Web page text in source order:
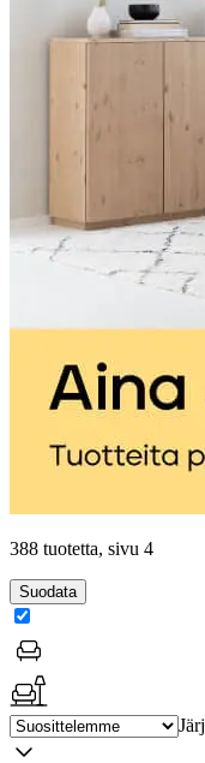
388 tuotetta, sivu 4
Suodata